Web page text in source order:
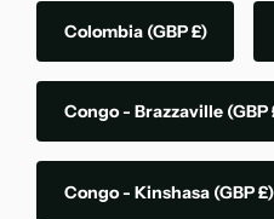
Colombia (GBP £)
Congo - Brazzaville (GBP
Congo - Kinshasa (GBP £)